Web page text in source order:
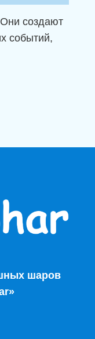
создают
событий,
шаров